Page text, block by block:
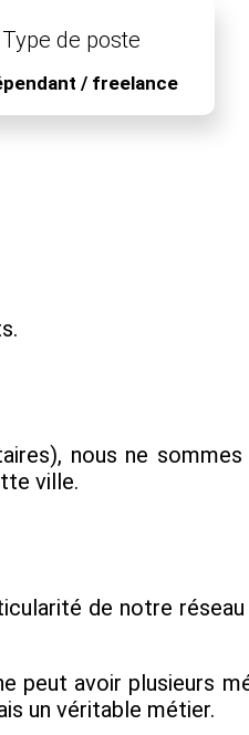
Type de poste
/ freelance
nous ne
ville.
de notre
avoir plusieurs
un véritable métier.